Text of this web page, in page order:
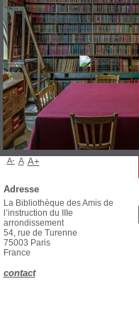
A- A A+
Adresse
La Bibliothèque des Amis de
l’instruction du IIIe
arrondissement
54, rue de Turenne
75003 Paris
France
contact